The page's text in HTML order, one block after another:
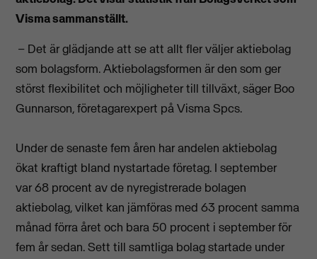
Visma sammanställt.
– Det är glädjande att se att allt fler väljer aktiebolag
som bolagsform. Aktiebolagsformen är den som ger
störst flexibilitet och möjligheter till tillväxt, säger Boo
Gunnarson, företagarexpert på Visma Spcs.
Under de senaste fem åren har andelen aktiebolag
ökat kraftigt bland nystartade företag. I september
var 68 procent av de nyregistrerade bolagen
aktiebolag, vilket kan jämföras med 63 procent samma
månad förra året och bara 50 procent i september för
fem år sedan. Sett till samtliga bolag startade under